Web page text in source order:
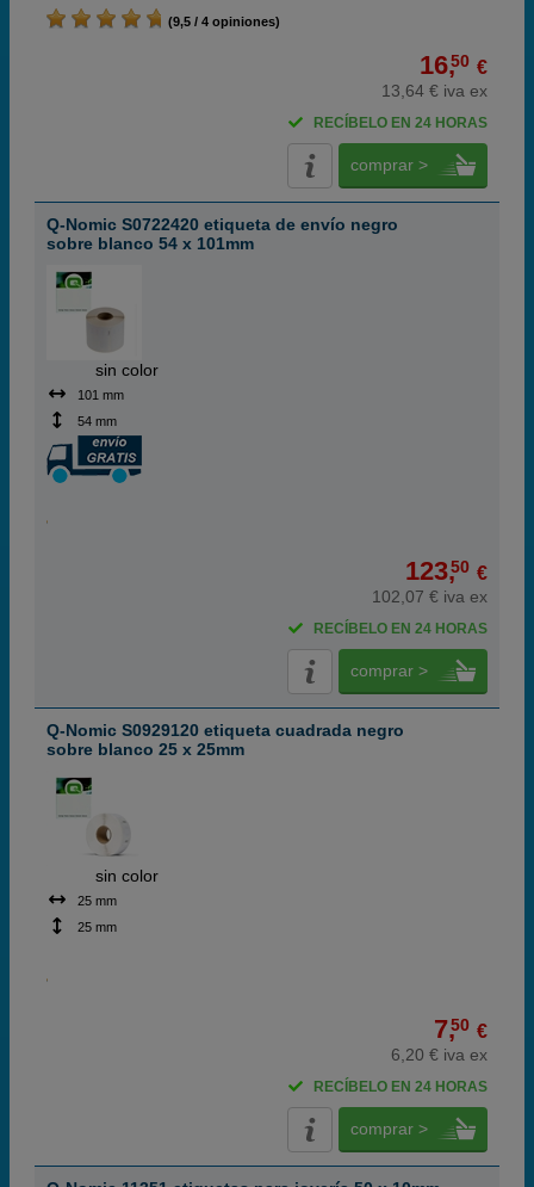
(9,5 / 4 opiniones)
16,50 €
13,64 € iva ex
RECÍBELO EN 24 HORAS
comprar >
Q-Nomic S0722420 etiqueta de envío negro
sobre blanco 54 x 101mm
sin color
101 mm
54 mm
123,50 €
102,07 € iva ex
RECÍBELO EN 24 HORAS
comprar >
Q-Nomic S0929120 etiqueta cuadrada negro
sobre blanco 25 x 25mm
sin color
25 mm
25 mm
7,50 €
6,20 € iva ex
RECÍBELO EN 24 HORAS
comprar >